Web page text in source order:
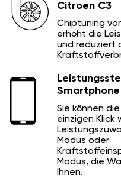
Citroen C3
Chiptuning
erhöht die
und reduziert
Smartphone
Sie können
einzigen Klick
Modus oder
Modus, die
Ihnen.